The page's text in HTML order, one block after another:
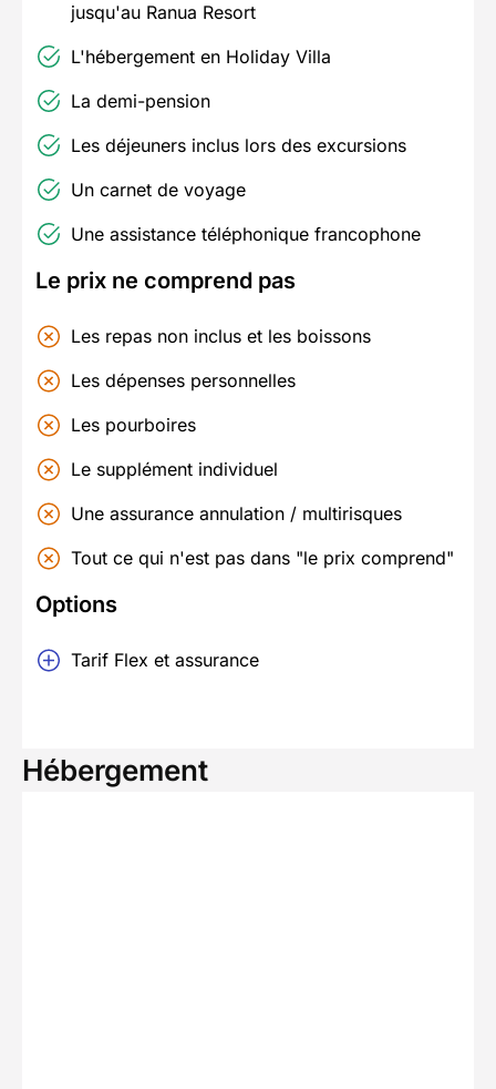
jusqu'au Ranua Resort
L'hébergement en Holiday Villa
La demi-pension
Les déjeuners inclus lors des excursions
Un carnet de voyage
Une assistance téléphonique francophone
Le prix ne comprend pas
Les repas non inclus et les boissons
Les dépenses personnelles
Les pourboires
Le supplément individuel
Une assurance annulation / multirisques
Tout ce qui n'est pas dans "le prix comprend"
Options
Tarif Flex et assurance
Hébergement